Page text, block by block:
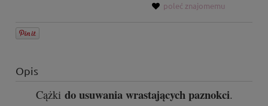
poleć znajomemu
Opis
Cążki do usuwania wrastających paznokci.